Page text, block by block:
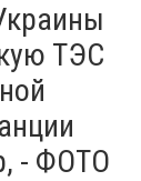
ТЭС
- ФОТО